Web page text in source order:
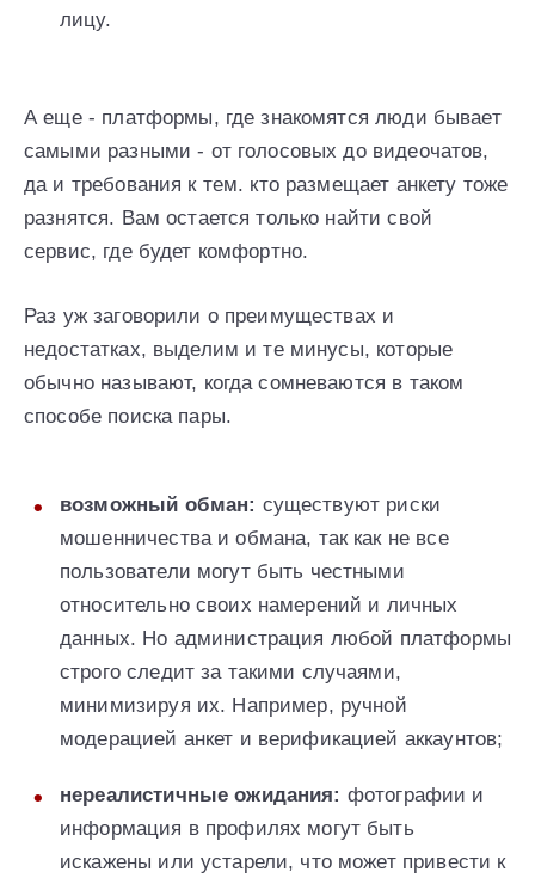
лицу.
А еще - платформы, где знакомятся люди бывает
самыми разными - от голосовых до видеочатов,
да и требования к тем. кто размещает анкету тоже
разнятся. Вам остается только найти свой
сервис, где будет комфортно.
Раз уж заговорили о преимуществах и
недостатках, выделим и те минусы, которые
обычно называют, когда сомневаются в таком
способе поиска пары.
возможный обман: существуют риски
мошенничества и обмана, так как не все
пользователи могут быть честными
относительно своих намерений и личных
данных. Но администрация любой платформы
строго следит за такими случаями,
минимизируя их. Например, ручной
модерацией анкет и верификацией аккаунтов;
нереалистичные ожидания: фотографии и
информация в профилях могут быть
искажены или устарели, что может привести к